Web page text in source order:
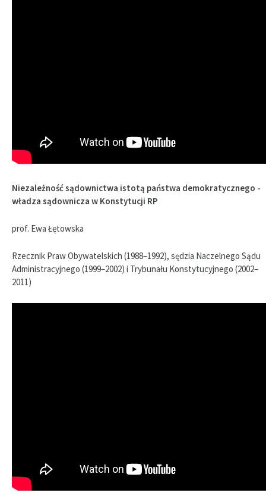
Niezależność sądownictwa istotą państwa demokratycznego -
władza sądownicza w Konstytucji RP
prof. Ewa Łętowska
Rzecznik Praw Obywatelskich (1988–1992), sędzia Naczelnego Sądu
Administracyjnego (1999–2002) i Trybunału Konstytucyjnego (2002–
2011)